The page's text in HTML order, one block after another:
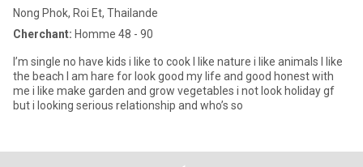
Nong Phok, Roi Et, Thailande
Cherchant: Homme 48 - 90
I’m single no have kids i like to cook I like nature i like animals I like
the beach I am hare for look good my life and good honest with
me i like make garden and grow vegetables i not look holiday gf
but i looking serious relationship and who’s so